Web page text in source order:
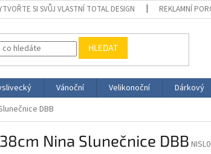
SI SVŮJ VLASTNÍ TOTAL DESIGN REKLAMNÍ
HLEDAT
Vánoční Velikonoční Dárkový
DBB
Nina Slunečnice DBB